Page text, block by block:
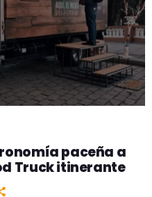
paceña a
Truck itinerante